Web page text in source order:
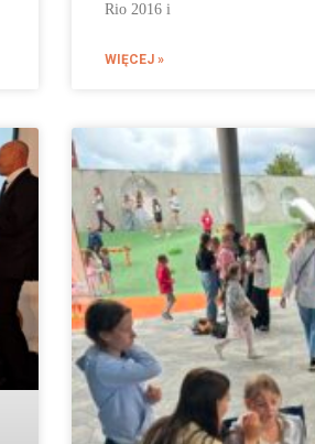
Rio 2016 i
WIĘCEJ »